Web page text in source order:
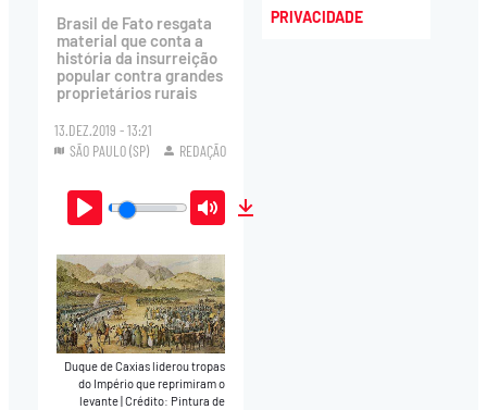
Brasil de Fato resgata
material que conta a
história da insurreição
popular contra grandes
proprietários rurais
13.DEZ.2019 - 13:21
SÃO PAULO (SP)
REDAÇÃO
Play Mute
Duque de Caxias liderou tropas
do Império que reprimiram o
levante|Crédito: Pintura de
PRIVACIDADE